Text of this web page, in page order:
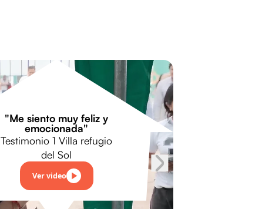
"Me siento muy feliz y
emocionada"
Testimonio 1 Villa refugio
del Sol
Ver video